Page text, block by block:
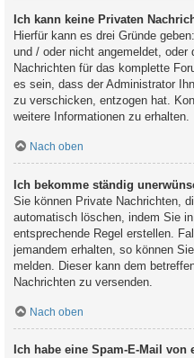
Ich kann keine Privaten
Hierfür kann es drei Gründe
und / oder nicht angemeldet,
Nachrichten für das komplette
es sein, dass der Administrator
zu verschicken, entzogen hat.
weitere Informationen zu erhalten.
Nach oben
Ich bekomme ständig
Sie können Private Nachrichten,
automatisch löschen, indem Sie
entsprechende Regel erstellen.
jemandem erhalten, so können
melden. Dieser kann dem
Nachrichten zu versenden.
Nach oben
Ich habe eine Spam-E-Mail